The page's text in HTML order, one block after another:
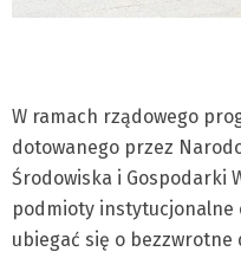
W ramach rządowego
dotowanego przez
Środowiska i Gospodarki
podmioty instytucjonalne
ubiegać się o